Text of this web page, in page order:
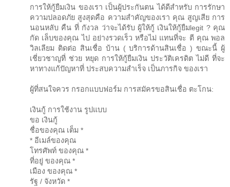
การให้กู้ยืมเงิน ของเรา เป็นผู้ประกันตน ได้ดีสำหรับ การรักษา
ความปลอดภัย สูงสุดคือ ความสำคัญของเรา คุณ สูญเสีย การ
นอนหลับ คืน ที่ กังวล ว่าจะได้รับ ผู้ให้กู้ เงินให้กู้ยืมlegit ? คุณ
กัด เล็บของคุณ ไป อย่างรวดเร็ว หรือไม่ แทนที่จะ ตี คุณ พอล
วิลเลียม ติดต่อ สินเชื่อ บ้าน ( บริการด้านสินเชื่อ ) ขณะนี้ ผู้
เชี่ยวชาญที่ ช่วย หยุด การให้กู้ยืมเงิน ประวัติเครดิต ไม่ดี ที่จะ
หาทางแก้ปัญหาที่ ประสบความสำเร็จ เป็นภารกิจ ของเรา
ผู้ที่สนใจควร กรอกแบบฟอร์ม การสมัครขอสินเชื่อ ตะโกน:
เงินกู้ การใช้งาน รูปแบบ
ขอ เงินกู้
ชื่อของคุณ เต็ม *
* อีเมล์ของคุณ
โทรศัพท์ ของคุณ *
ที่อยู่ ของคุณ *
เมือง ของคุณ *
รัฐ / จังหวัด *